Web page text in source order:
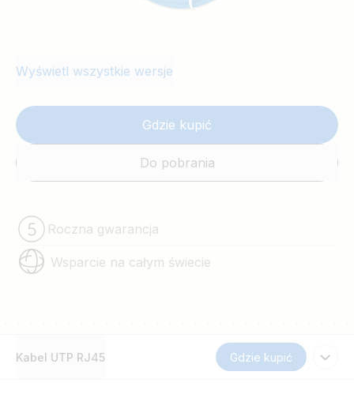
Wyświetl wszystkie wersje
Gdzie kupić
Do pobrania
Roczna gwarancja
Wsparcie na całym świecie
Kabel UTP RJ45 Gdzie kupić